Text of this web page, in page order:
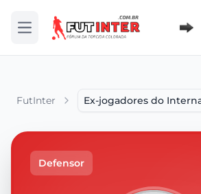
Abrir menu
FutInter Ex-jogadores do
Defensor